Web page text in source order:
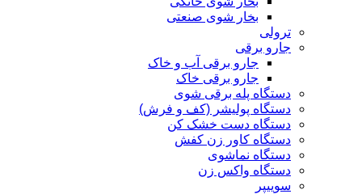
بخار شوی صنعتی
ترولی
جارو برقی
جارو برقی آب و خاک
جارو برقی خاک
دستگاه پله برقی شوی
دستگاه پولیشر (کف و فرش)
دستگاه دست خشک کن
دستگاه کاور زن کفش
دستگاه نماشوی
دستگاه واکس زن
سوییپر